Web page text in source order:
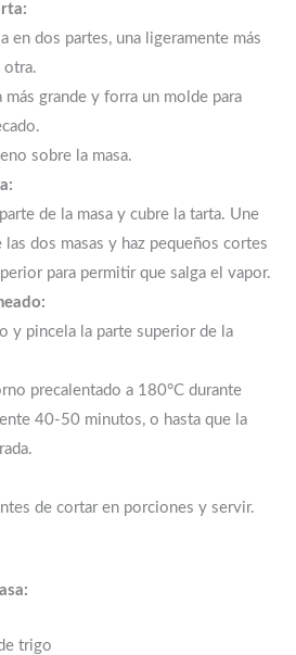
en dos partes, una ligeramente más
otra.
más grande y forra un molde para
sobre la masa.
de la masa y cubre la tarta. Une
las dos masas y haz pequeños cortes
para permitir que salga el vapor.
y pincela la parte superior de la
precalentado a 180°C durante
40-50 minutos, o hasta que la
de cortar en porciones y servir.
trigo